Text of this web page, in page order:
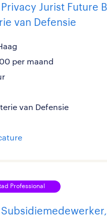
Jurist Future
van Defensie
per maand
van Defensie
Professional